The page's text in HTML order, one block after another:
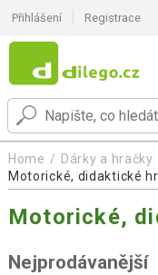
Přihlášení Registrace
Home Dárky a hračky
Motorické, didaktické
Motorické,
Nejprodávanější